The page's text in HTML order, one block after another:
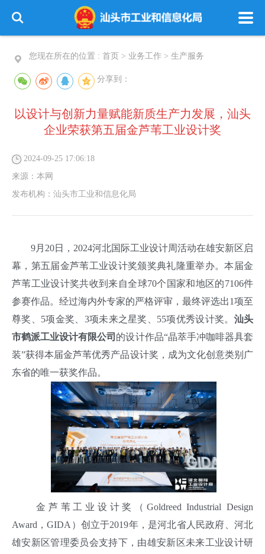
您现在所在的位置 : 首页 > 业务工作 > 生产服务
分享到：
以设计与创新力量赋能新质生产力发展，汕头
企业荣获第五届金芦苇工业设计奖
2024-09-25 17:06:18
来源： 本网
发布机构： 汕头市工业和信息化局
9月20日，2024河北国际工业设计周活动在雄安新区启
幕，第五届金芦苇工业设计奖颁奖典礼隆重举办。本届金
芦苇工业设计奖共收到来自全球70个国家和地区的7106件
参赛作品。经过海内外专家的严格评审，最终评选出1项至
尊奖、5项金奖、3项未来之星奖、55项优秀设计奖。 汕头
市鹤派工业设计有限公司 的设计作品“晶萃手冲咖啡器具套
装”获得本届金芦苇优秀产品设计奖，成为文化创意类别广
东省的唯一获奖作品。
金芦苇工业设计奖（Goldreed Industrial Design
Award，GIDA）创立于2019年，是河北省人民政府、河北
雄安新区管理委员会支持下，由雄安新区未来工业设计研